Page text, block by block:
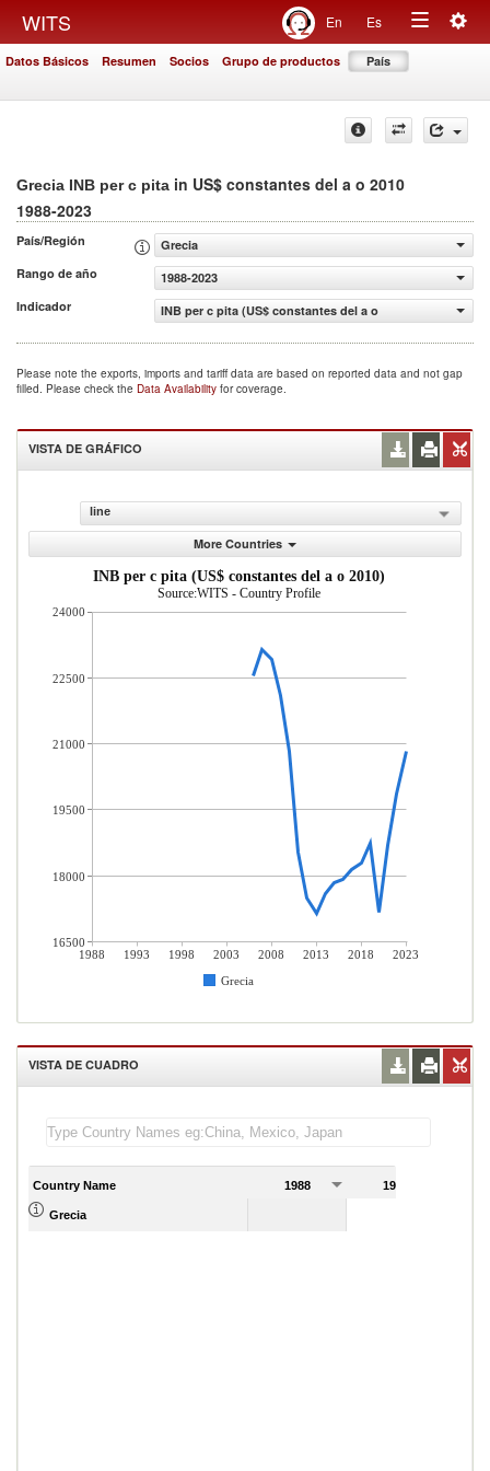
WITS En Es
Toggle
Datos Básicos Resumen Socios Grupo de productos País
Grecia INB per c pita in US$ constantes del a o 2010
1988-2023
País/Región
Grecia
Rango de año
1988-2023
Indicador
INB per c pita (US$ constantes del a o 2010)
Please note the exports, imports and tariff data are based on reported data and not gap
filled. Please check the Data Availability for coverage.
VISTA DE GRÁFICO
line
More Countries
INB per c pita (US$ constantes del a o 2010)
Source:WITS - Country Profile
1988 1993 1998 2003 2008 2013 2018
2023
Grecia
24000
22500
21000
19500
18000
16500
VISTA DE CUADRO
Country Name 1988 1989
Grecia